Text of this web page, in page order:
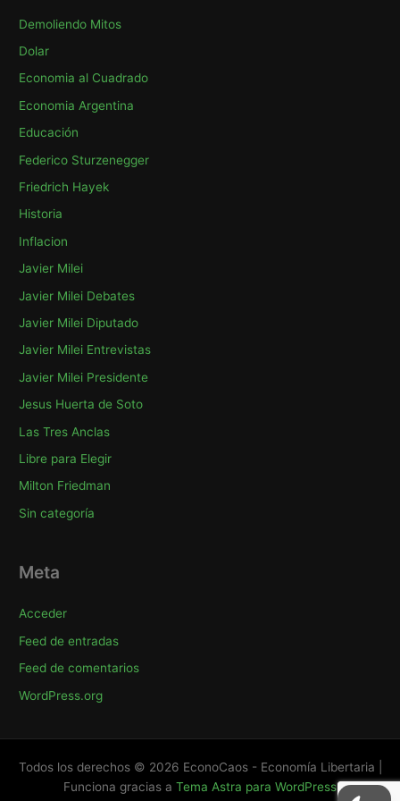
r
p
o
Demoliendo Mitos
Dolar
Economia al Cuadrado
Economia Argentina
Educación
Federico Sturzenegger
Friedrich Hayek
Historia
Inflacion
Javier Milei
Javier Milei Debates
Javier Milei Diputado
Javier Milei Entrevistas
Javier Milei Presidente
Jesus Huerta de Soto
Las Tres Anclas
Libre para Elegir
Milton Friedman
Sin categoría
Meta
Acceder
Feed de entradas
Feed de comentarios
WordPress.org
Todos los derechos © 2026 EconoCaos - Economía Libertaria |
Funciona gracias a Tema Astra para WordPress